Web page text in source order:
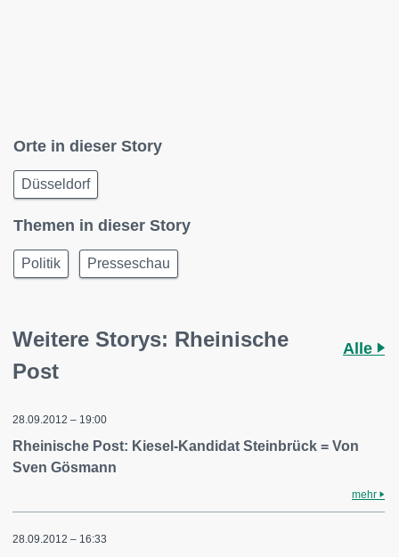
Orte in dieser Story
Düsseldorf
Themen in dieser Story
Politik Presseschau
Weitere Storys: Rheinische
Post
Alle
28.09.2012 – 19:00
Rheinische Post: Kiesel-Kandidat Steinbrück = Von
Sven Gösmann
mehr
28.09.2012 – 16:33